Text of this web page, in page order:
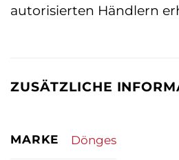
autorisierten Händlern
ZUSÄTZLICHE
MARKE Dönges